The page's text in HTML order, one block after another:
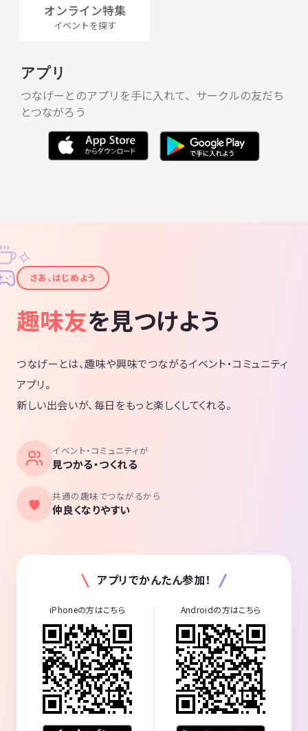
オンライン特集
イベントを探す
アプリ
つなげーとのアプリを手に入れて、サークルの友だち
とつながろう
✦
✧
さあ、はじめよう
趣味友を見つけよう
つなげーとは、趣味や興味でつながるイベント・コミュニティ
アプリ。
新しい出会いが、毎日をもっと楽しくしてくれる。
イベント・コミュニティが
見つかる・つくれる
共通の趣味でつながるから
仲良くなりやすい
アプリでかんたん参加！
iPhoneの方はこちら Androidの方はこちら